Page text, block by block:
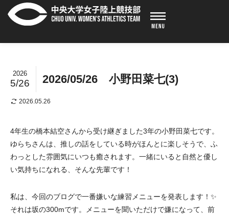
2026/05/26 小野田菜七(3)
2026
5/26
2026.05.26
4年生の橋本結空さんから受け継ぎました3年の小野田菜七です。
ゆらちさんは、推しの話をしている時がほんとに楽しそうで、ふ
わっとした雰囲気にいつも癒されます。一緒にいると自然と優し
い気持ちになれる、そんな先輩です！
私は、今回のブログで一番嫌いな練習メニューを発表します！✨
それは坂の300mです。メニューを聞いただけで嫌になって、前